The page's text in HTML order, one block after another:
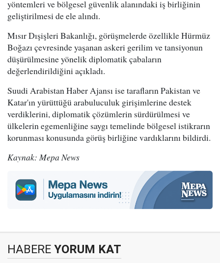
yöntemleri ve bölgesel güvenlik alanındaki iş birliğinin
geliştirilmesi de ele alındı.
Mısır Dışişleri Bakanlığı, görüşmelerde özellikle Hürmüz
Boğazı çevresinde yaşanan askeri gerilim ve tansiyonun
düşürülmesine yönelik diplomatik çabaların
değerlendirildiğini açıkladı.
Suudi Arabistan Haber Ajansı ise tarafların Pakistan ve
Katar'ın yürüttüğü arabuluculuk girişimlerine destek
verdiklerini, diplomatik çözümlerin sürdürülmesi ve
ülkelerin egemenliğine saygı temelinde bölgesel istikrarın
korunması konusunda görüş birliğine vardıklarını bildirdi.
Kaynak: Mepa News
HABERE YORUM KAT